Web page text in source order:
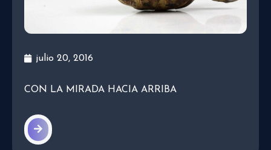
julio 20, 2016
CON LA MIRADA HACIA ARRIBA